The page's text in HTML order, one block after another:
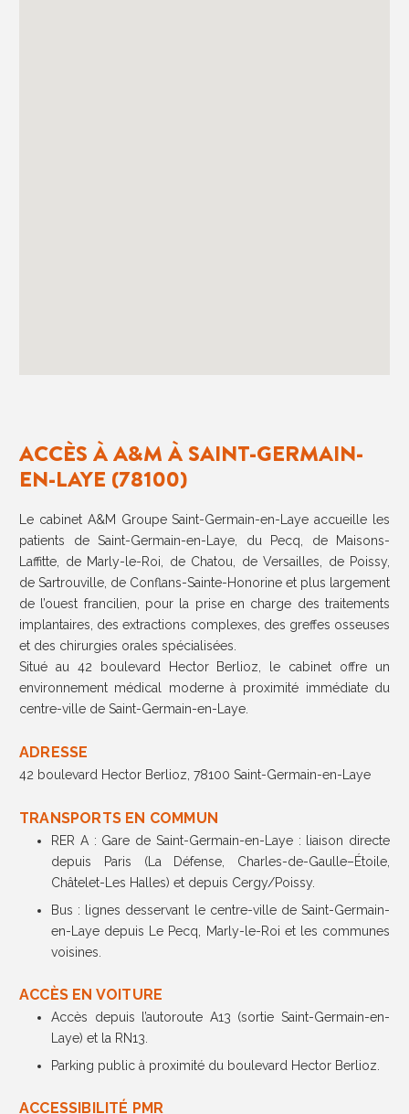
ACCÈS À A&M À SAINT-GERMAIN-
EN-LAYE (78100)
Le cabinet A&M Groupe Saint-Germain-en-Laye accueille les
patients de Saint-Germain-en-Laye, du Pecq, de Maisons-
Laffitte, de Marly-le-Roi, de Chatou, de Versailles, de Poissy,
de Sartrouville, de Conflans-Sainte-Honorine et plus largement
de l’ouest francilien, pour la prise en charge des traitements
implantaires, des extractions complexes, des greffes osseuses
et des chirurgies orales spécialisées.
Situé au 42 boulevard Hector Berlioz, le cabinet offre un
environnement médical moderne à proximité immédiate du
centre-ville de Saint-Germain-en-Laye.
ADRESSE
42 boulevard Hector Berlioz, 78100 Saint-Germain-en-Laye
TRANSPORTS EN COMMUN
RER A : Gare de Saint-Germain-en-Laye : liaison directe
depuis Paris (La Défense, Charles-de-Gaulle–Étoile,
Châtelet-Les Halles) et depuis Cergy/Poissy.
Bus : lignes desservant le centre-ville de Saint-Germain-
en-Laye depuis Le Pecq, Marly-le-Roi et les communes
voisines.
ACCÈS EN VOITURE
Accès depuis l’autoroute A13 (sortie Saint-Germain-en-
Laye) et la RN13.
Parking public à proximité du boulevard Hector Berlioz.
ACCESSIBILITÉ PMR